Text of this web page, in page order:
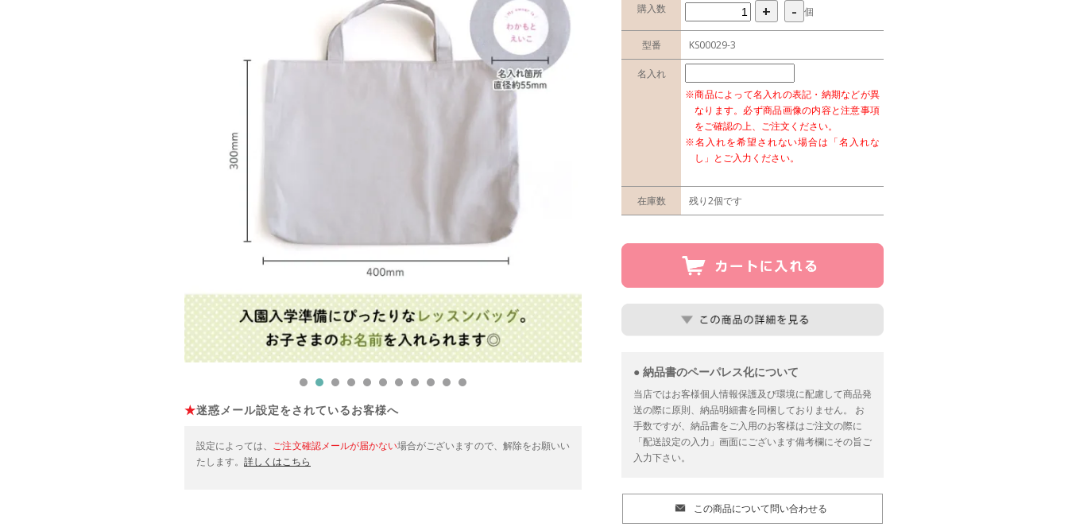
購入数 + - 個
型番 KS00029-3
名入れ
※商品によって名入れの表記・納期などが異
なります。必ず商品画像の内容と注意事項
をご確認の上、ご注文ください。
※名入れを希望されない場合は「名入れな
し」とご入力ください。
在庫数 残り2個です
● 納品書のペーパレス化について
当店ではお客様個人情報保護及び環境に配慮して商品発
送の際に原則、納品明細書を同梱しておりません。 お
手数ですが、納品書をご入用のお客様はご注文の際に
「配送設定の入力」画面にございます備考欄にその旨ご
入力下さい。
この商品について問い合わせる
★迷惑メール設定をされているお客様へ
設定によっては、 ご注文確認メールが届かない場合がございますので、解除をお願いい
たします。 詳しくはこちら